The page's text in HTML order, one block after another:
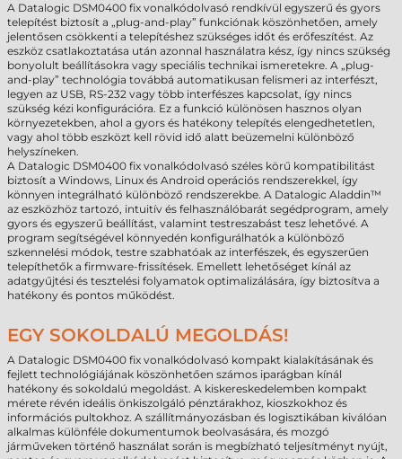
A Datalogic DSM0400 fix vonalkódolvasó rendkívül egyszerű és gyors
telepítést biztosít a „plug-and-play” funkciónak köszönhetően, amely
jelentősen csökkenti a telepítéshez szükséges időt és erőfeszítést. Az
eszköz csatlakoztatása után azonnal használatra kész, így nincs szükség
bonyolult beállításokra vagy speciális technikai ismeretekre. A „plug-
and-play” technológia továbbá automatikusan felismeri az interfészt,
legyen az USB, RS-232 vagy több interfészes kapcsolat, így nincs
szükség kézi konfigurációra. Ez a funkció különösen hasznos olyan
környezetekben, ahol a gyors és hatékony telepítés elengedhetetlen,
vagy ahol több eszközt kell rövid idő alatt beüzemelni különböző
helyszíneken.
A Datalogic DSM0400 fix vonalkódolvasó széles körű kompatibilitást
biztosít a Windows, Linux és Android operációs rendszerekkel, így
könnyen integrálható különböző rendszerekbe. A Datalogic Aladdin™
az eszközhöz tartozó, intuitív és felhasználóbarát segédprogram, amely
gyors és egyszerű beállítást, valamint testreszabást tesz lehetővé. A
program segítségével könnyedén konfigurálhatók a különböző
szkennelési módok, testre szabhatóak az interfészek, és egyszerűen
telepíthetők a firmware-frissítések. Emellett lehetőséget kínál az
adatgyűjtési és tesztelési folyamatok optimalizálására, így biztosítva a
hatékony és pontos működést.
EGY SOKOLDALÚ MEGOLDÁS!
A Datalogic DSM0400 fix vonalkódolvasó kompakt kialakításának és
fejlett technológiájának köszönhetően számos iparágban kínál
hatékony és sokoldalú megoldást. A kiskereskedelemben kompakt
mérete révén ideális önkiszolgáló pénztárakhoz, kioszkokhoz és
információs pultokhoz. A szállítmányozásban és logisztikában kiválóan
alkalmas különféle dokumentumok beolvasására, és mozgó
járműveken történő használat során is megbízható teljesítményt nyújt,